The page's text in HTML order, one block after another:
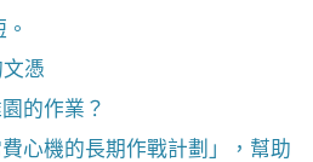
憑
的作業？
心機的長期作戰計劃」，幫助